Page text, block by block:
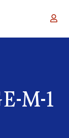
M-1